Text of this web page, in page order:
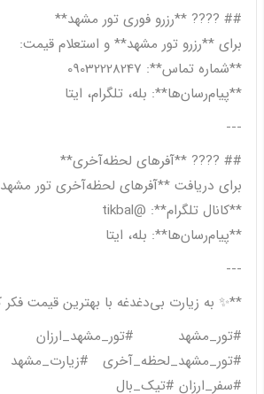
## ???? **رزرو فوری تور مشهد**
برای **رزرو تور مشهد** و استعلام قیمت:
**شماره تماس**: 09032228247
**پیام‌رسان‌ها**: بله، تلگرام، ایتا
---
## ???? **آفرهای لحظه‌آخری**
برای دریافت **آفرهای لحظه‌آخری تور
**کانال تلگرام**: @tikbal
**پیام‌رسان‌ها**: بله، ایتا
---
**✨ به زیارت بی‌دغدغه با بهترین قیمت فکر
#تور_مشهد #تور_مشهد_ارزان
#تور_مشهد_لحظه_آخری
#سفر_ارزان #تیک_بال